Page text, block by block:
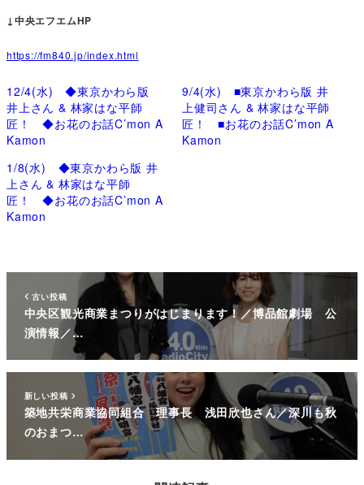
↓中央エフエムHP
https://fm840.jp/index.html
12/4(水) ◆東京かわら版
井上さん & 林家はな平師
匠！ ◆お花のお話C’mon A
Kamon
9/4(水) ■東京かわら版 井
上健司さん & 林家はな平師
匠！ ■お花のお話C’mon A
Kamon
1/8(水) ◆東京かわら版 井
上さん & 林家はな平師
匠！ ◆お花のお話C’mon A
Kamon
古い投稿
中央区観光商業まつりがはじまります！／博品館劇場 公
演情報／…
新しい投稿
築地共栄商業協同組合 理事長 浅田欣也さん／深川も秋
のおまつ…